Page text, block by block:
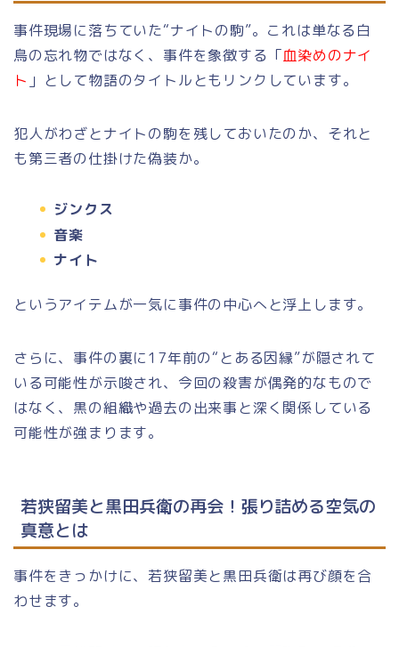
事件現場に落ちていた“ナイトの駒”。これは単なる白
鳥の忘れ物ではなく、事件を象徴する「血染めのナイ
ト 」として物語のタイトルともリンクしています。
犯人がわざとナイトの駒を残しておいたのか、それと
も第三者の仕掛けた偽装か。
ジンクス
音楽
ナイト
というアイテムが一気に事件の中心へと浮上します。
さらに、事件の裏に17年前の“とある因縁”が隠されて
いる可能性が示唆され、今回の殺害が偶発的なもので
はなく、黒の組織や過去の出来事と深く関係している
可能性が強まります。
若狭留美と黒田兵衛の再会！張り詰める空気の
真意とは
事件をきっかけに、若狭留美と黒田兵衛は再び顔を合
わせます。